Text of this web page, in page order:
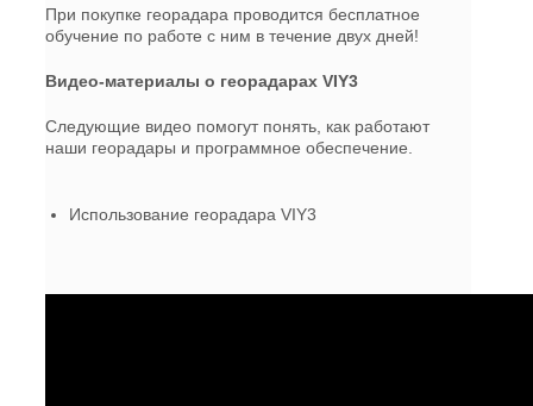
При покупке георадара проводится бесплатное
обучение по работе с ним в течение двух дней!
Видео-материалы о георадарах VIY3
Следующие видео помогут понять, как работают
наши георадары и программное обеспечение.
Использование георадара VIY3